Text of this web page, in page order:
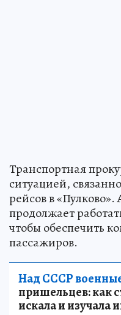
Транспортная
ситуацией,
рейсов в «Пулково».
продолжает
чтобы обеспечить
пассажиров.
Над СССР
пришельцев: как
искала и изучала